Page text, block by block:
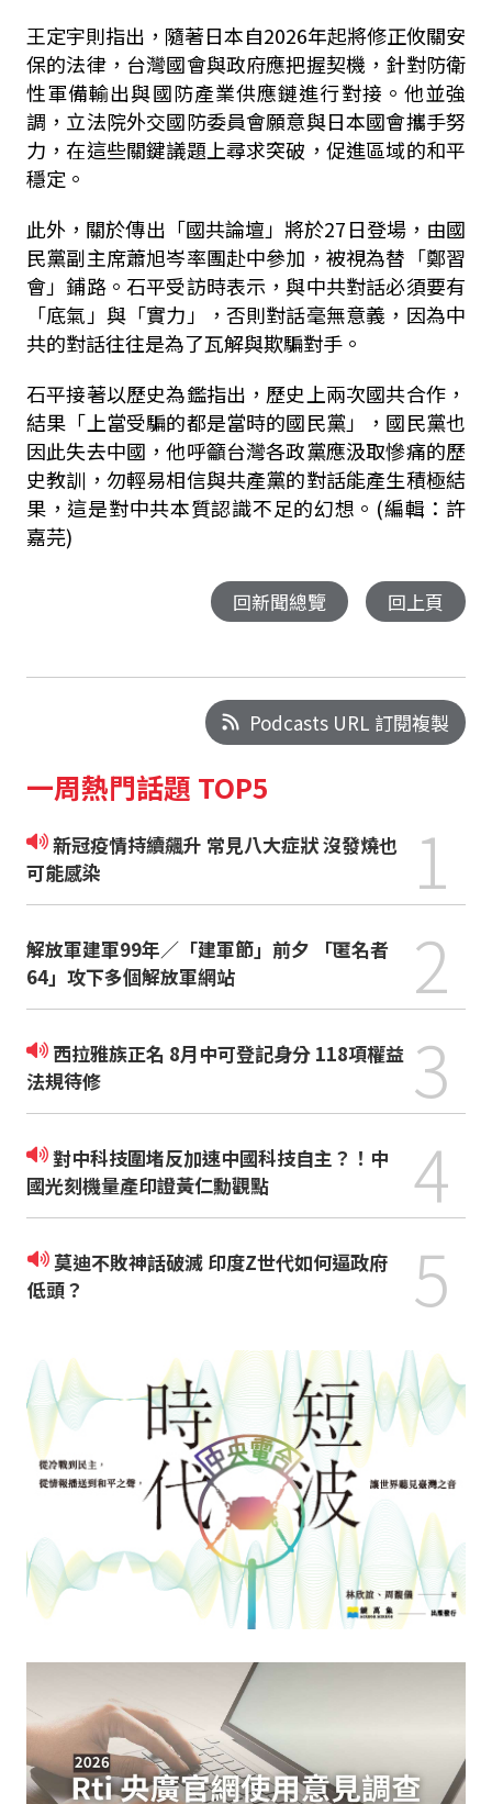
王定宇則指出，隨著日本自2026年起將修正攸關安
保的法律，台灣國會與政府應把握契機，針對防衛
性軍備輸出與國防產業供應鏈進行對接。他並強
調，立法院外交國防委員會願意與日本國會攜手努
力，在這些關鍵議題上尋求突破，促進區域的和平
穩定。
此外，關於傳出「國共論壇」將於27日登場，由國
民黨副主席蕭旭岑率團赴中參加，被視為替「鄭習
會」鋪路。石平受訪時表示，與中共對話必須要有
「底氣」與「實力」，否則對話毫無意義，因為中
共的對話往往是為了瓦解與欺騙對手。
石平接著以歷史為鑑指出，歷史上兩次國共合作，
結果「上當受騙的都是當時的國民黨」，國民黨也
因此失去中國，他呼籲台灣各政黨應汲取慘痛的歷
史教訓，勿輕易相信與共產黨的對話能產生積極結
果，這是對中共本質認識不足的幻想。(編輯：許
嘉芫)
回新聞總覽 回上頁
Podcasts URL 訂閱複製
一周熱門話題 TOP5
新冠疫情持續飆升 常見八大症狀 沒發燒也
可能感染
1
解放軍建軍99年／「建軍節」前夕 「匿名者
64」攻下多個解放軍網站
2
西拉雅族正名 8月中可登記身分 118項權益
法規待修
3
對中科技圍堵反加速中國科技自主？！中
國光刻機量產印證黃仁勳觀點
4
莫迪不敗神話破滅 印度Z世代如何逼政府
低頭？
5